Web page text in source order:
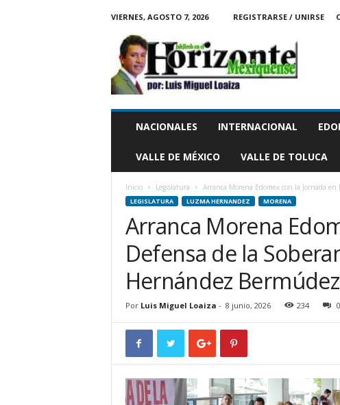
VIERNES, AGOSTO 7, 2026 REGISTRARSE / UNIRSE
i
z
NACIONALES INTERNACIONAL
VALLE DE MÉXICO VALLE DE TOLUCA
Inicio Legislatura Arranca Morena Edomex con la Jornada
LEGISLATURA LUZMA HERNANDEZ MORENA
Arranca Morena
Defensa de la
Hernández Bermúdez
Por Luis Miguel Loaiza - 8 junio, 2026 234 0